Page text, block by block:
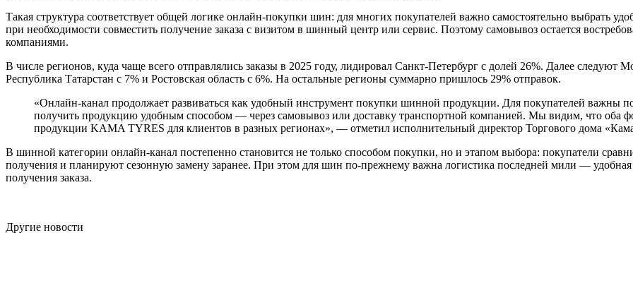
Такая структура соответствует общей логике онлайн-покупки шин: для многих покупателей важно самостоятельно выбрать
при необходимости совместить получение заказа с визитом в шинный центр или сервис. Поэтому самовывоз остается
компаниями.
В числе регионов, куда чаще всего отправлялись заказы в 2025 году, лидировал Санкт-Петербург с долей 26%. Далее следуют
Республика Татарстан с 7% и Ростовская область с 6%. На остальные регионы суммарно пришлось 29% отправок.
«Онлайн-канал продолжает развиваться как удобный инструмент покупки шинной продукции. Для покупателей важны
получить продукцию удобным способом — через самовывоз или доставку транспортной компанией. Мы видим, что оба
продукции KAMA TYRES для клиентов в разных регионах», — отметил исполнительный директор Торгового дома
В шинной категории онлайн-канал постепенно становится не только способом покупки, но и этапом выбора: покупатели
получения и планируют сезонную замену заранее. При этом для шин по-прежнему важна логистика последней мили —
получения заказа.
Другие новости